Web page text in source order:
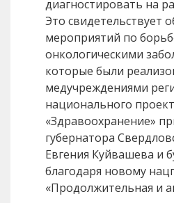
диагностировать на
Это свидетельствует
мероприятий по
онкологическими
которые были
медучреждениями
национального
«Здравоохранение»
губернатора
Евгения Куйвашева и
благодаря новому
«Продолжительная и